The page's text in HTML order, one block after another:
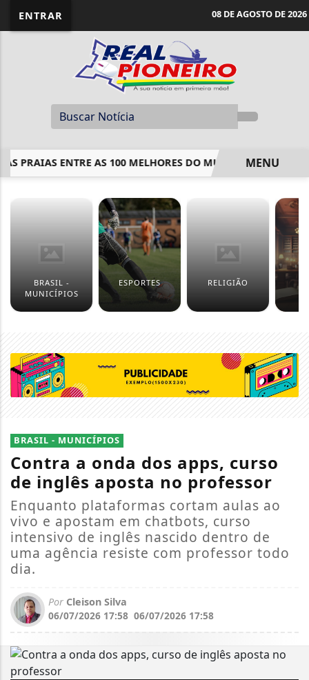
ENTRAR 08 DE AGOSTO DE 2026
ENTRE AS 100 MELHORES DO MUNDO UNIFESP
MENU
BRASIL -
MUNICÍPIOS
ESPORTES RELIGIÃO
BRASIL - MUNICÍPIOS
Contra a onda dos apps, curso
de inglês aposta no professor
Enquanto plataformas cortam aulas ao
vivo e apostam em chatbots, curso
intensivo de inglês nascido dentro de
uma agência resiste com professor todo
dia.
Por Cleison Silva
06/07/2026 17:58 06/07/2026 17:58